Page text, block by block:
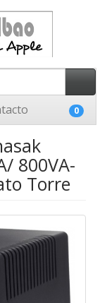
0
800VA-
Torre